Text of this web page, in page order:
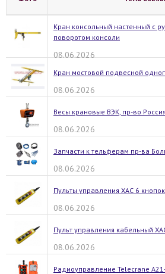
Кран консольный настенный с
поворотом консоли
08.06.2026
Кран мостовой подвесной
08.06.2026
Весы крановые ВЭК, пр-во Россия
08.06.2026
Запчасти к тельферам пр-ва
08.06.2026
Пульты управления ХАС 6
08.06.2026
Пульт управления кабельный
08.06.2026
Радиоуправление Telecrane